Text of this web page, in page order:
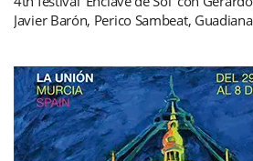
Javier Barón, Perico Sambeat,